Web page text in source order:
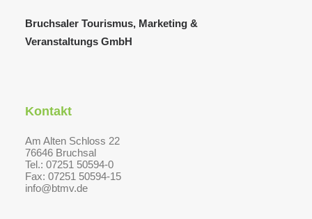
Bruchsaler Tourismus, Marketing &
Veranstaltungs GmbH
Kontakt
Am Alten Schloss 22
76646 Bruchsal
Tel.: 07251 50594-0
Fax: 07251 50594-15
info@btmv.de